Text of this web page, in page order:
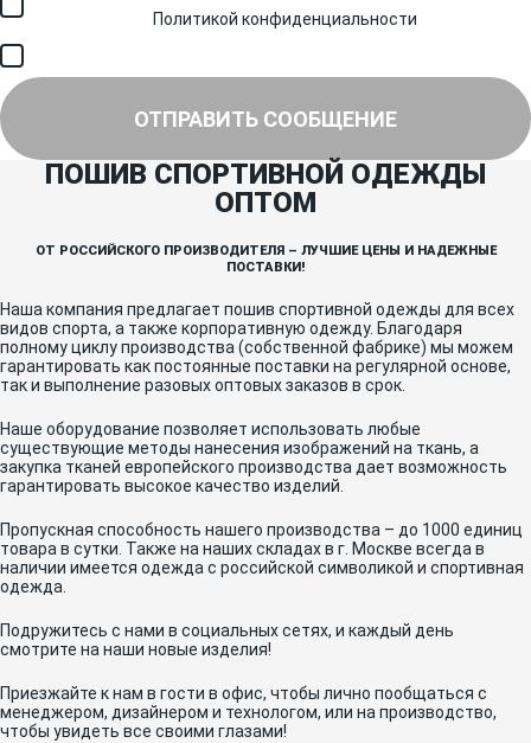
Политикой конфиденциальности
ОТПРАВИТЬ СООБЩЕНИЕ
ПОШИВ СПОРТИВНОЙ ОДЕЖДЫ
ОПТОМ
ОТ РОССИЙСКОГО ПРОИЗВОДИТЕЛЯ – ЛУЧШИЕ ЦЕНЫ И НАДЕЖНЫЕ
ПОСТАВКИ!
Наша компания предлагает пошив спортивной одежды для всех
видов спорта, а также корпоративную одежду. Благодаря
полному циклу производства (собственной фабрике) мы можем
гарантировать как постоянные поставки на регулярной основе,
так и выполнение разовых оптовых заказов в срок.
Наше оборудование позволяет использовать любые
существующие методы нанесения изображений на ткань, а
закупка тканей европейского производства дает возможность
гарантировать высокое качество изделий.
Пропускная способность нашего производства – до 1000 единиц
товара в сутки. Также на наших складах в г. Москве всегда в
наличии имеется одежда с российской символикой и спортивная
одежда.
Подружитесь с нами в социальных сетях, и каждый день
смотрите на наши новые изделия!
Приезжайте к нам в гости в офис, чтобы лично пообщаться с
менеджером, дизайнером и технологом, или на производство,
чтобы увидеть все своими глазами!